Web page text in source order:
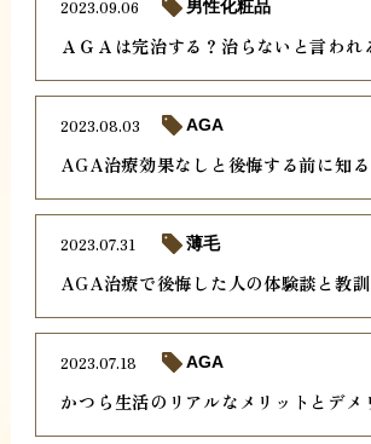
ＡＧＡは完治する？治らないと言われ
2023.09.06 男性化粧品
AGA治療効果なしと後悔する前に知る
2023.08.03 AGA
AGA治療で後悔した人の体験談と教訓
2023.07.31 薄毛
かつら生活のリアルなメリットとデメ
2023.07.18 AGA